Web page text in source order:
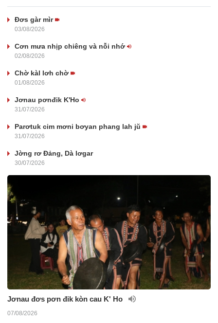
Đơs gàr mìr
03/08/2026
Cơn mưa nhịp chiêng và nỗi nhớ
02/08/2026
Chờ kàl lơh chờ
01/08/2026
Jơnau pơnđik K'Ho
31/07/2026
Parơtuk cim mơni bơyan phang lah jŭ
31/07/2026
Jờng rơ Đảng, Dà lơgar
30/07/2026
Jơnau đơs pơn đik kòn cau K' Ho
07/08/2026